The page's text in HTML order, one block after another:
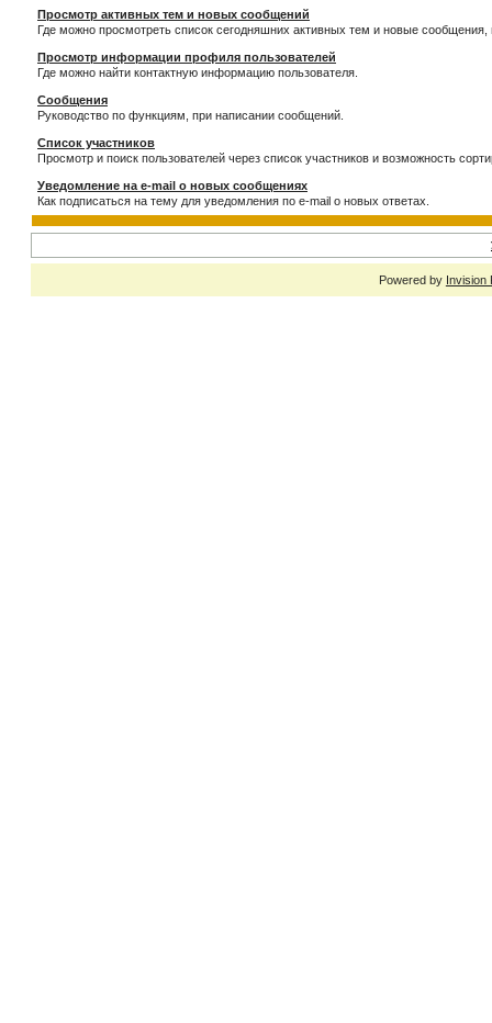
Просмотр активных тем и новых сообщений
Где можно просмотреть список сегодняшних активных тем и новые
Просмотр информации профиля пользователей
Где можно найти контактную информацию пользователя.
Сообщения
Руководство по функциям, при написании сообщений.
Список участников
Просмотр и поиск пользователей через список участников и возможность
Уведомление на e-mail о новых сообщениях
Как подписаться на тему для уведомления по e-mail о новых ответах.
Powered by Invision